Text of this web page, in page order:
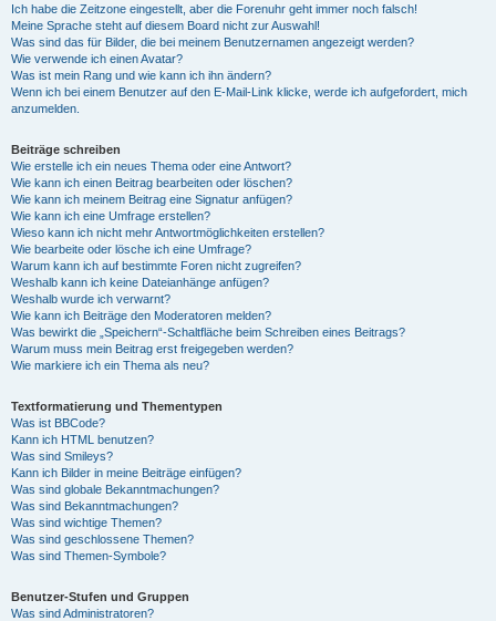
Ich habe die Zeitzone eingestellt, aber die Forenuhr geht immer noch falsch!
Meine Sprache steht auf diesem Board nicht zur Auswahl!
Was sind das für Bilder, die bei meinem Benutzernamen angezeigt werden?
Wie verwende ich einen Avatar?
Was ist mein Rang und wie kann ich ihn ändern?
Wenn ich bei einem Benutzer auf den E-Mail-Link klicke, werde ich aufgefordert, mich
anzumelden.
Beiträge schreiben
Wie erstelle ich ein neues Thema oder eine Antwort?
Wie kann ich einen Beitrag bearbeiten oder löschen?
Wie kann ich meinem Beitrag eine Signatur anfügen?
Wie kann ich eine Umfrage erstellen?
Wieso kann ich nicht mehr Antwortmöglichkeiten erstellen?
Wie bearbeite oder lösche ich eine Umfrage?
Warum kann ich auf bestimmte Foren nicht zugreifen?
Weshalb kann ich keine Dateianhänge anfügen?
Weshalb wurde ich verwarnt?
Wie kann ich Beiträge den Moderatoren melden?
Was bewirkt die „Speichern“-Schaltfläche beim Schreiben eines Beitrags?
Warum muss mein Beitrag erst freigegeben werden?
Wie markiere ich ein Thema als neu?
Textformatierung und Thementypen
Was ist BBCode?
Kann ich HTML benutzen?
Was sind Smileys?
Kann ich Bilder in meine Beiträge einfügen?
Was sind globale Bekanntmachungen?
Was sind Bekanntmachungen?
Was sind wichtige Themen?
Was sind geschlossene Themen?
Was sind Themen-Symbole?
Benutzer-Stufen und Gruppen
Was sind Administratoren?